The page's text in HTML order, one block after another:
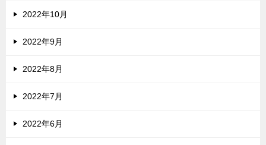
2022年10月
2022年9月
2022年8月
2022年7月
2022年6月